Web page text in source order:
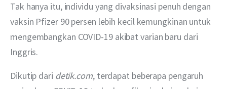
Tak hanya itu, individu yang divaksinasi penuh dengan
vaksin Pfizer 90 persen lebih kecil kemungkinan untuk
mengembangkan COVID-19 akibat varian baru dari
Inggris.
Dikutip dari detik.com, terdapat beberapa pengaruh